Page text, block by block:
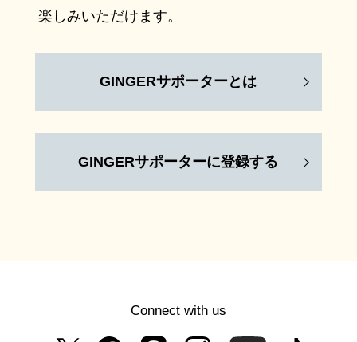
楽しみいただけます。
GINGERサポーターとは
GINGERサポーターに登録する
Connect with us